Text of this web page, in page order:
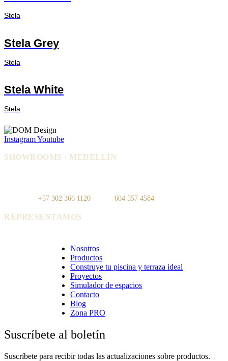
Stela
Stela Grey
Stela
Stela White
Stela
InstagramYoutube
SHOWROOMS · MEDELLÍN
+57 302 366 1120 604 557 4584
REPRESENTAMOS
Nosotros
Productos
Construye tu piscina y terraza ideal
Proyectos
Simulador de espacios
Contacto
Blog
Zona PRO
Suscríbete al boletín
Suscríbete para recibir todas las actualizaciones sobre productos.